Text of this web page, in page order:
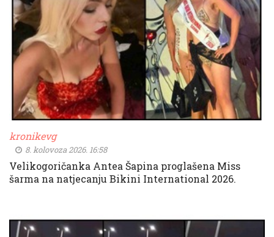
kronikevg
8. kolovoza 2026. 16:58
Velikogoričanka Antea Šapina proglašena Miss
šarma na natjecanju Bikini International 2026.